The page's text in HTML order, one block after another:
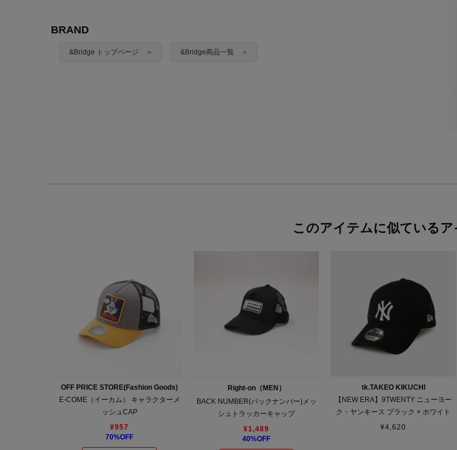
BRAND
&Bridge トップページ ＞ &Bridge商品一覧 ＞
このアイテムに似ているア
OFF PRICE STORE(Fashion Goods)
E-COME（イーカム） キャラクターメ
ッシュCAP
¥957
70%OFF
Right-on（MEN）
BACK NUMBER(バックナンバー)メッ
シュトラッカーキャップ
¥1,489
40%OFF
tk.TAKEO KIKUCHI
【NEW ERA】9TWENTY ニューヨー
ク・ヤンキース ブラック × ホワイト
¥4,620